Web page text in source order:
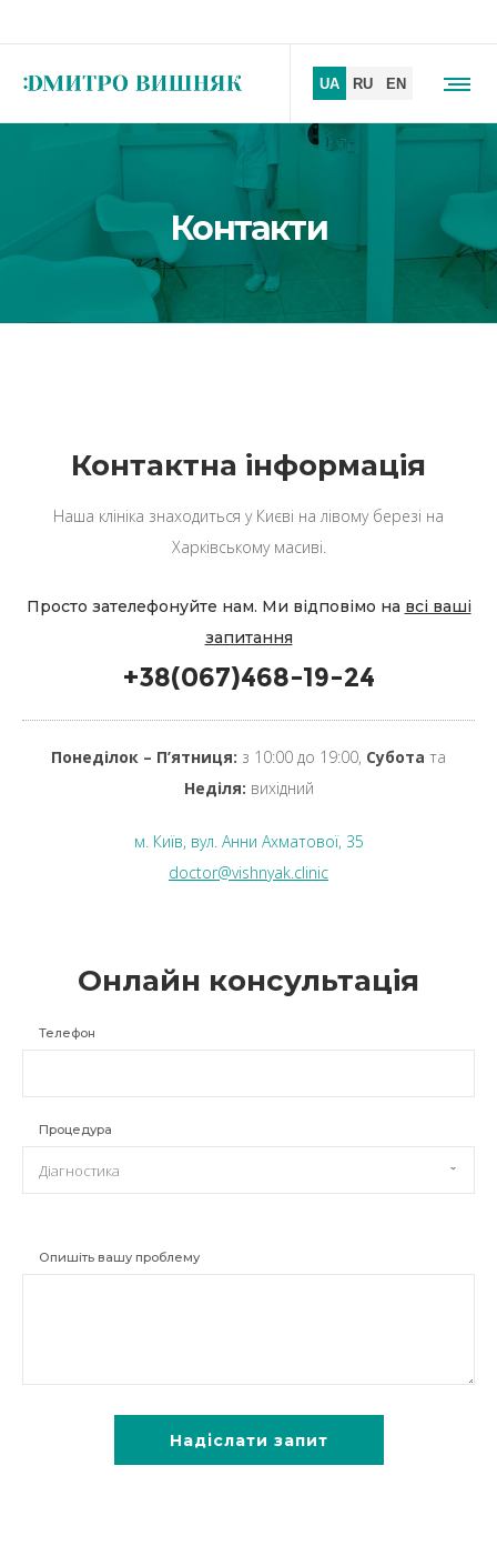
Контакти
Контактна інформація
Наша клініка знаходиться у Києві на лівому березі на
Харківському масиві.
Просто зателефонуйте нам. Ми відповімо на всі ваші
запитання
+38(067)468-19-24
Понеділок – П’ятниця: з 10:00 до 19:00, Субота та
Неділя: вихідний
м. Київ, вул. Анни Ахматової, 35
doctor@vishnyak.clinic
Онлайн консультація
Телефон
Процедура
Діагностика
Опишіть вашу проблему